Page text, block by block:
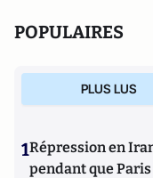
POPULAIRES
PLUS LUS
1Répression en
pendant que